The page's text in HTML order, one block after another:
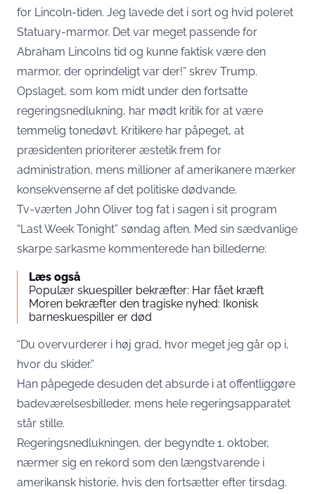
for Lincoln-tiden. Jeg lavede det i sort og hvid poleret
Statuary-marmor. Det var meget passende for
Abraham Lincolns tid og kunne faktisk være den
marmor, der oprindeligt var der!” skrev Trump.
Opslaget, som kom midt under den fortsatte
regeringsnedlukning, har mødt kritik for at være
temmelig tonedøvt. Kritikere har påpeget, at
præsidenten prioriterer æstetik frem for
administration, mens millioner af amerikanere mærker
konsekvenserne af det politiske dødvande.
Tv-værten John Oliver tog fat i sagen i sit program
“Last Week Tonight” søndag aften. Med sin sædvanlige
skarpe sarkasme kommenterede han billederne:
Læs også
Populær skuespiller bekræfter: Har fået kræft
Moren bekræfter den tragiske nyhed: Ikonisk
barneskuespiller er død
“Du overvurderer i høj grad, hvor meget jeg går op i,
hvor du skider.”
Han påpegede desuden det absurde i at offentliggøre
badeværelsesbilleder, mens hele regeringsapparatet
står stille.
Regeringsnedlukningen, der begyndte 1. oktober,
nærmer sig en rekord som den længstvarende i
amerikansk historie, hvis den fortsætter efter tirsdag.